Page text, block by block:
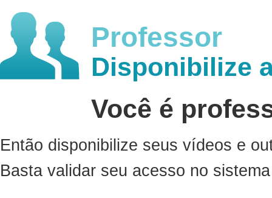
Professor
Disponibilize
Você é
Então disponibilize seus vídeos e
Basta validar seu acesso no